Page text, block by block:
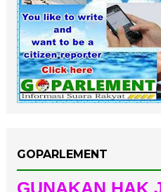
GOPARLEMENT
GUNAKAN HAK